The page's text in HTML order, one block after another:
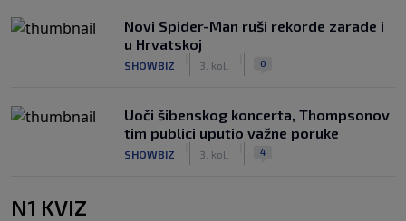
Novi Spider-Man ruši rekorde zarade i
u Hrvatskoj
SHOWBIZ 3. kol. 0
Uoči šibenskog koncerta, Thompsonov
tim publici uputio važne poruke
SHOWBIZ 3. kol. 4
N1 KVIZ